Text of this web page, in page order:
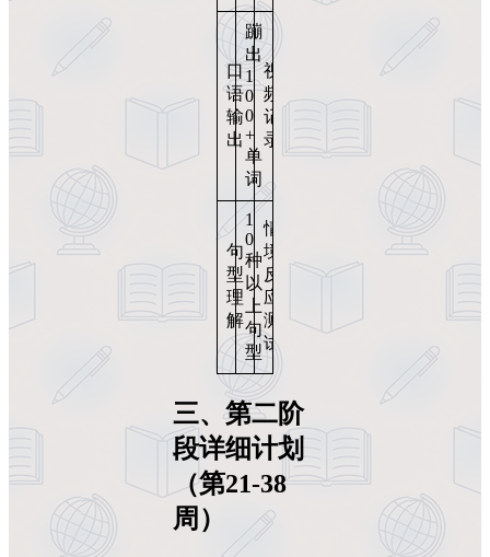
口
语
输
出
蹦
出
1
0
0
+
单
词
视
频
记
录
句
型
理
解
1
0
种
以
上
句
型
情
境
反
应
测
试
三、第二阶
段详细计划
（第21-38
周）